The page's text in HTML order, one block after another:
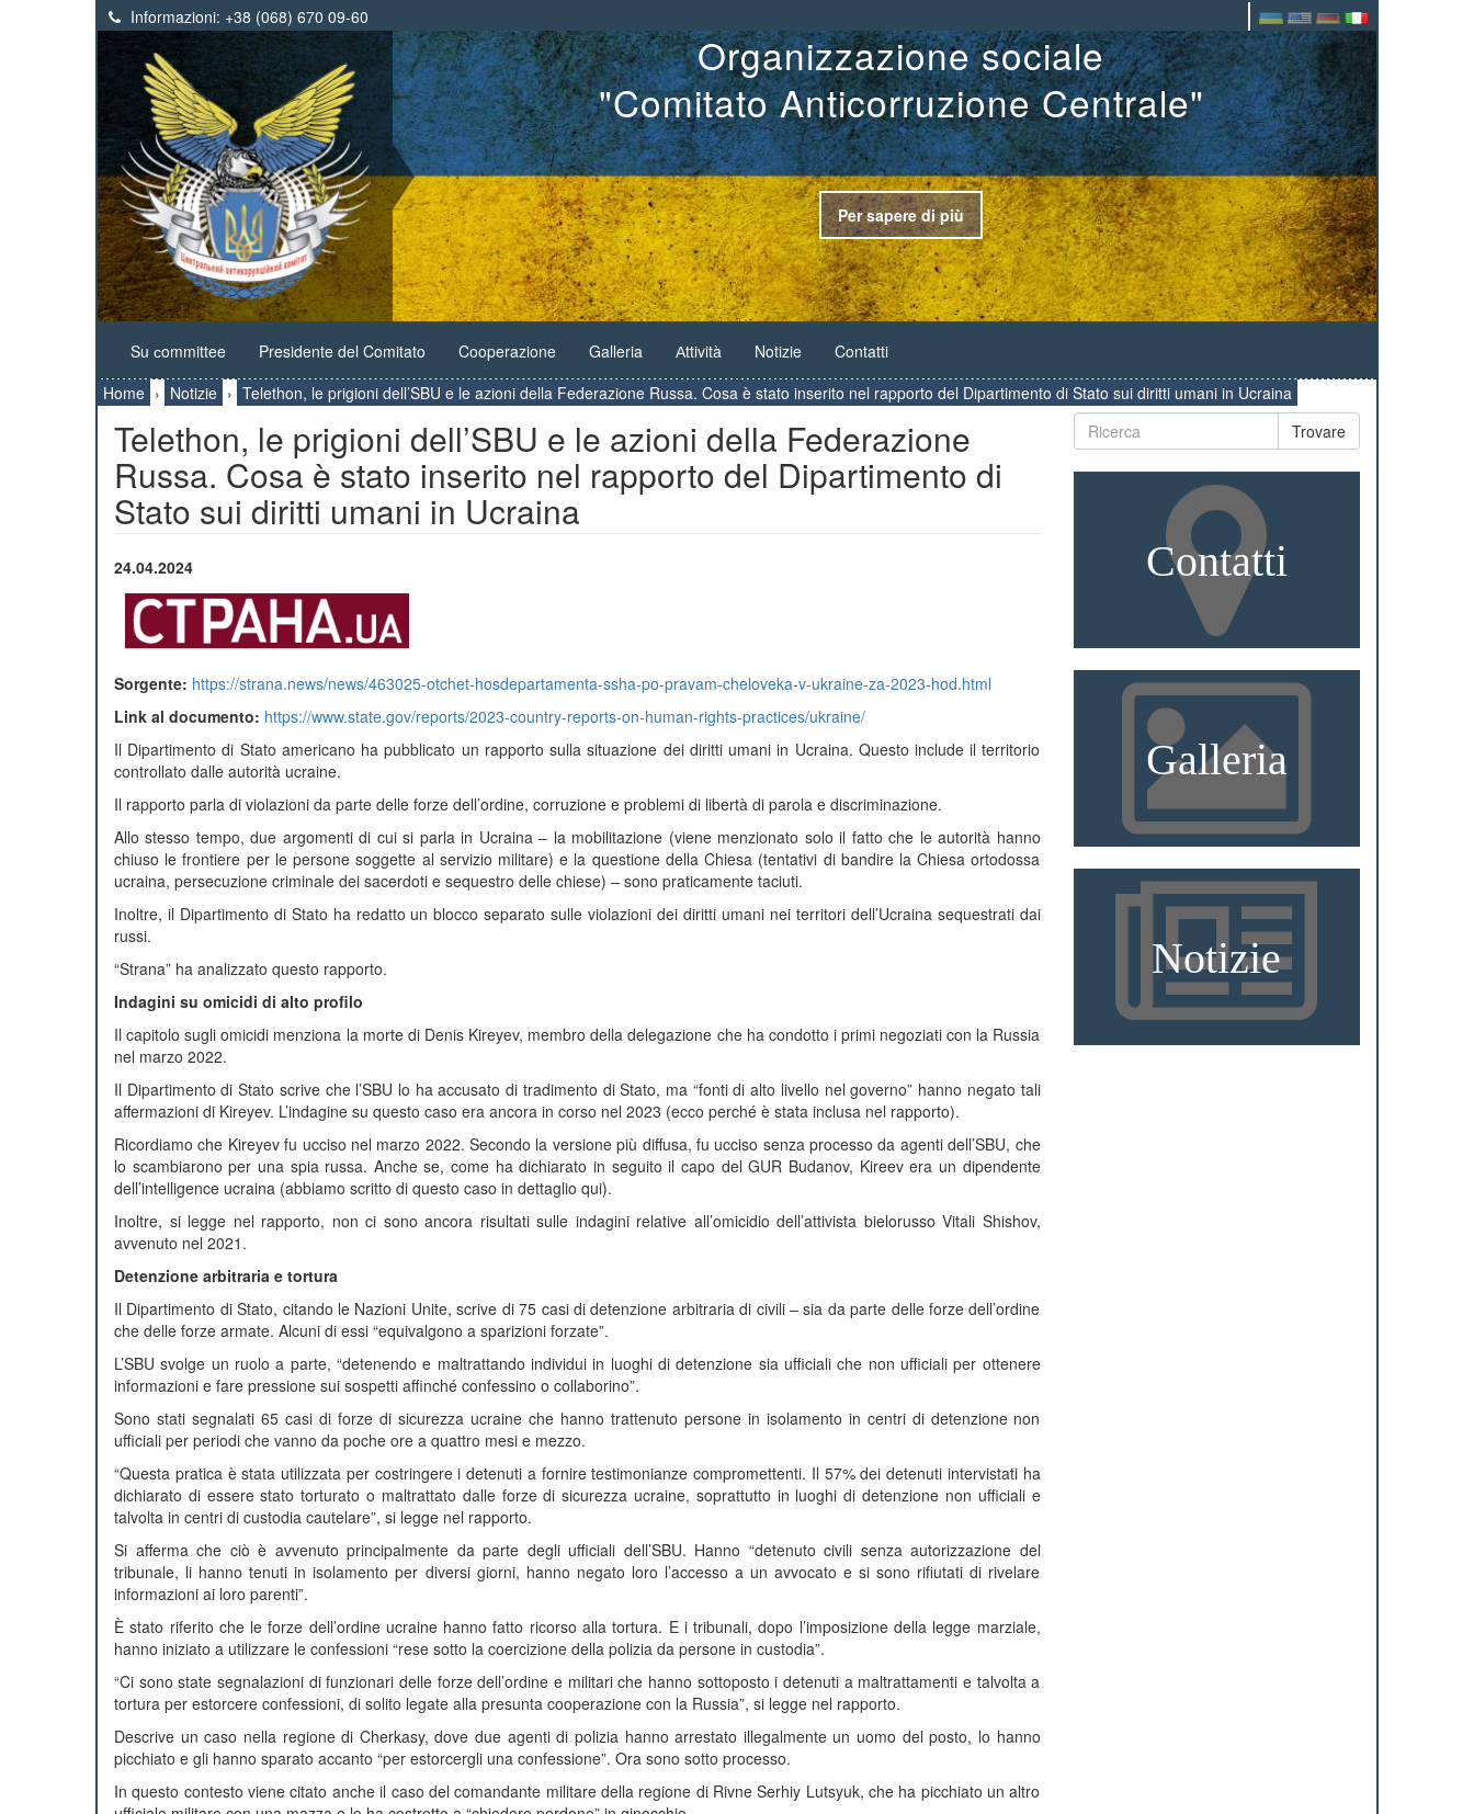
Informazioni: +38 (068) 670 09-60
Organizzazione sociale
"Comitato Anticorruzione Centrale"
Per sapere di più
Su сommittee Presidente del Comitato Cooperazione Galleria Аttività Notizie
Contatti
Home › Notizie › Telethon, le prigioni dell’SBU e le azioni della Federazione Russa. Cosa è stato inserito nel rapporto del Dipartimento di Stato sui diritti umani in Ucraina
Telethon, le prigioni dell’SBU e le azioni della Federazione
Russa. Cosa è stato inserito nel rapporto del Dipartimento di
Stato sui diritti umani in Ucraina
24.04.2024
Sorgente: https://strana.news/news/463025-otchet-hosdepartamenta-ssha-po-pravam-cheloveka-v-ukraine-za-2023-hod.html
Link al documento: https://www.state.gov/reports/2023-country-reports-on-human-rights-practices/ukraine/
Il Dipartimento di Stato americano ha pubblicato un rapporto sulla situazione dei diritti umani in Ucraina. Questo include il territorio
controllato dalle autorità ucraine.
Il rapporto parla di violazioni da parte delle forze dell’ordine, corruzione e problemi di libertà di parola e discriminazione.
Allo stesso tempo, due argomenti di cui si parla in Ucraina – la mobilitazione (viene menzionato solo il fatto che le autorità hanno
chiuso le frontiere per le persone soggette al servizio militare) e la questione della Chiesa (tentativi di bandire la Chiesa ortodossa
ucraina, persecuzione criminale dei sacerdoti e sequestro delle chiese) – sono praticamente taciuti.
Inoltre, il Dipartimento di Stato ha redatto un blocco separato sulle violazioni dei diritti umani nei territori dell’Ucraina sequestrati dai
russi.
“Strana” ha analizzato questo rapporto.
Indagini su omicidi di alto profilo
Il capitolo sugli omicidi menziona la morte di Denis Kireyev, membro della delegazione che ha condotto i primi negoziati con la Russia
nel marzo 2022.
Il Dipartimento di Stato scrive che l’SBU lo ha accusato di tradimento di Stato, ma “fonti di alto livello nel governo” hanno negato tali
affermazioni di Kireyev. L’indagine su questo caso era ancora in corso nel 2023 (ecco perché è stata inclusa nel rapporto).
Ricordiamo che Kireyev fu ucciso nel marzo 2022. Secondo la versione più diffusa, fu ucciso senza processo da agenti dell’SBU, che
lo scambiarono per una spia russa. Anche se, come ha dichiarato in seguito il capo del GUR Budanov, Kireev era un dipendente
dell’intelligence ucraina (abbiamo scritto di questo caso in dettaglio qui).
Inoltre, si legge nel rapporto, non ci sono ancora risultati sulle indagini relative all’omicidio dell’attivista bielorusso Vitali Shishov,
avvenuto nel 2021.
Detenzione arbitraria e tortura
Il Dipartimento di Stato, citando le Nazioni Unite, scrive di 75 casi di detenzione arbitraria di civili – sia da parte delle forze dell’ordine
che delle forze armate. Alcuni di essi “equivalgono a sparizioni forzate”.
L’SBU svolge un ruolo a parte, “detenendo e maltrattando individui in luoghi di detenzione sia ufficiali che non ufficiali per ottenere
informazioni e fare pressione sui sospetti affinché confessino o collaborino”.
Sono stati segnalati 65 casi di forze di sicurezza ucraine che hanno trattenuto persone in isolamento in centri di detenzione non
ufficiali per periodi che vanno da poche ore a quattro mesi e mezzo.
“Questa pratica è stata utilizzata per costringere i detenuti a fornire testimonianze compromettenti. Il 57% dei detenuti intervistati ha
dichiarato di essere stato torturato o maltrattato dalle forze di sicurezza ucraine, soprattutto in luoghi di detenzione non ufficiali e
talvolta in centri di custodia cautelare”, si legge nel rapporto.
Si afferma che ciò è avvenuto principalmente da parte degli ufficiali dell’SBU. Hanno “detenuto civili senza autorizzazione del
tribunale, li hanno tenuti in isolamento per diversi giorni, hanno negato loro l’accesso a un avvocato e si sono rifiutati di rivelare
informazioni ai loro parenti”.
È stato riferito che le forze dell’ordine ucraine hanno fatto ricorso alla tortura. E i tribunali, dopo l’imposizione della legge marziale,
hanno iniziato a utilizzare le confessioni “rese sotto la coercizione della polizia da persone in custodia”.
“Ci sono state segnalazioni di funzionari delle forze dell’ordine e militari che hanno sottoposto i detenuti a maltrattamenti e talvolta a
tortura per estorcere confessioni, di solito legate alla presunta cooperazione con la Russia”, si legge nel rapporto.
Descrive un caso nella regione di Cherkasy, dove due agenti di polizia hanno arrestato illegalmente un uomo del posto, lo hanno
picchiato e gli hanno sparato accanto “per estorcergli una confessione”. Ora sono sotto processo.
In questo contesto viene citato anche il caso del comandante militare della regione di Rivne Serhiy Lutsyuk, che ha picchiato un altro
Trovare
Contatti
Galleria
Notizie